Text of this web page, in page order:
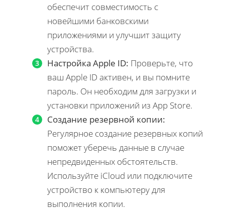
обеспечит совместимость с
новейшими банковскими
приложениями и улучшит защиту
устройства.
Настройка Apple ID: Проверьте, что
ваш Apple ID активен, и вы помните
пароль. Он необходим для загрузки и
установки приложений из App Store.
Создание резервной копии:
Регулярное создание резервных копий
поможет уберечь данные в случае
непредвиденных обстоятельств.
Используйте iCloud или подключите
устройство к компьютеру для
выполнения копии.